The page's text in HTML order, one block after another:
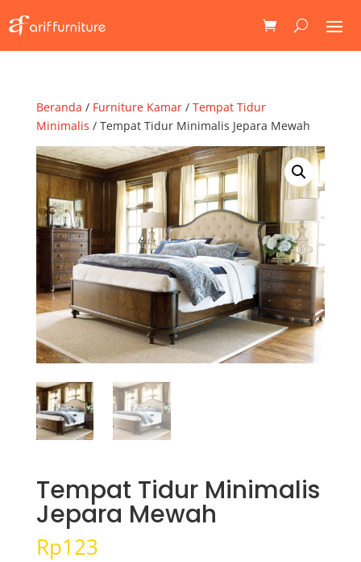
Beranda / Furniture Kamar/ Tempat Tidur
Minimalis / Tempat Tidur Minimalis Jepara Mewah
Tempat Tidur Minimalis
Jepara Mewah
Rp123